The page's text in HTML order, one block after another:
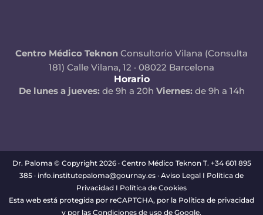
Centro Médico Teknon Consultorio Vilana (Consulta
181) Calle Vilana, 12 · 08022 Barcelona
Horario
De lunes a jueves:de 9h a 20h Viernes:de 9h a 14h
Dr. Paloma © Copyright 2026 · Centro Médico Teknon T. +34 601 895
385 · info.institutepaloma@gournay.es · Aviso Legal I Política de
Privacidad I Política de Cookies
Esta web está protegida por reCAPTCHA, por la Política de privacidad
y por las Condiciones de uso de Google.